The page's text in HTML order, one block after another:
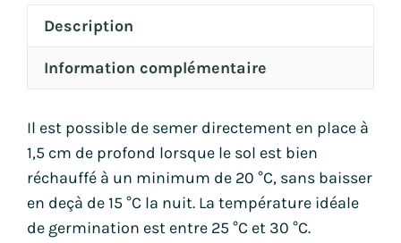
Description
Information complémentaire
Il est possible de semer directement en place à
1,5 cm de profond lorsque le sol est bien
réchauffé à un minimum de 20 °C, sans baisser
en deçà de 15 °C la nuit. La température idéale
de germination est entre 25 °C et 30 °C.